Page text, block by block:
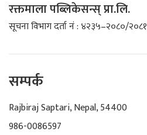
रक्तमाला पब्लिकेसन्स् प्रा.लि.
सूचना विभाग दर्ता नं : ४२३५–२०८०/२०८१
सम्पर्क
Rajbiraj Saptari, Nepal, 54400
986-0086597